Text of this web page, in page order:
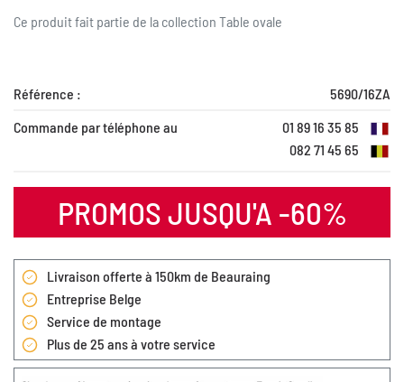
Ce produit fait partie de la collection Table ovale
Référence :
5690/16ZA
Commande par téléphone au
01 89 16 35 85
082 71 45 65
PROMOS JUSQU'A -60%
Livraison offerte à 150km de Beauraing
Entreprise Belge
Service de montage
Plus de 25 ans à votre service